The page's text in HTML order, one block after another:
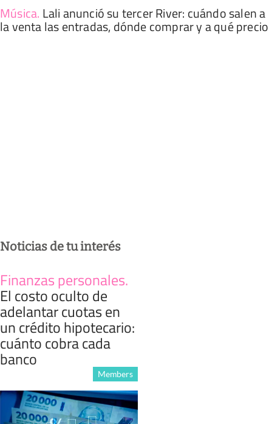
Música. Lali anunció su tercer River: cuándo salen a
la venta las entradas, dónde comprar y a qué precio
Noticias de tu interés
Finanzas personales.
El costo oculto de
adelantar cuotas en
un crédito hipotecario:
cuánto cobra cada
banco
Members